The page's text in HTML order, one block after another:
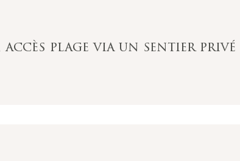
plage via un sentier privé